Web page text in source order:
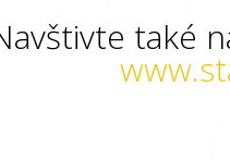
také